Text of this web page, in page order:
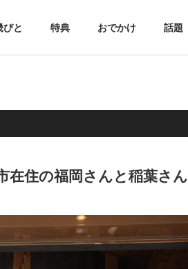
びと 特典 おでかけ 話題
在住の福岡さんと稲葉さん